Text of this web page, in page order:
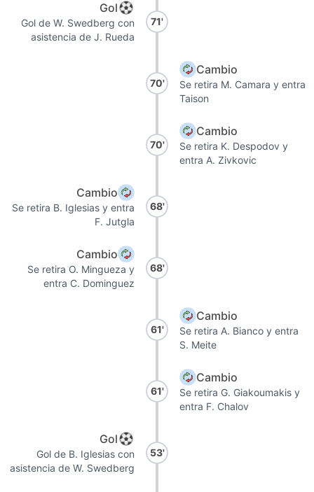
Gol
Gol de W. Swedberg con
asistencia de J. Rueda
71'
70'
Cambio
Se retira M. Camara y entra
Taison
70'
Cambio
Se retira K. Despodov y
entra A. Zivkovic
Cambio
Se retira B. Iglesias y entra
F. Jutgla
68'
Cambio
Se retira O. Mingueza y
entra C. Dominguez
68'
61'
Cambio
Se retira A. Bianco y entra
S. Meite
61'
Cambio
Se retira G. Giakoumakis y
entra F. Chalov
Gol
Gol de B. Iglesias con
asistencia de W. Swedberg
53'